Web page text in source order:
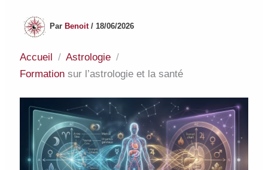
Par Benoit/18/06/2026
Accueil
Astrologie
Formation sur l’astrologie et la santé